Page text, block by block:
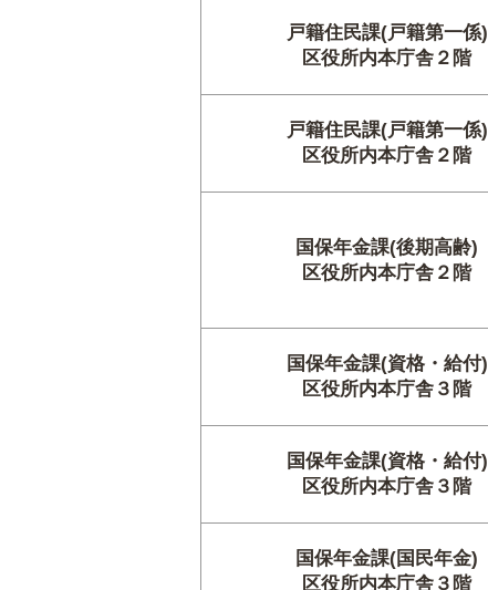
戸籍住民課(戸籍第一係)
区役所内本庁舎２階
戸籍住民課(戸籍第一係)
区役所内本庁舎２階
国保年金課(後期高齢)
区役所内本庁舎２階
国保年金課(資格・給付)
区役所内本庁舎３階
国保年金課(資格・給付)
区役所内本庁舎３階
国保年金課(国民年金)
区役所内本庁舎３階